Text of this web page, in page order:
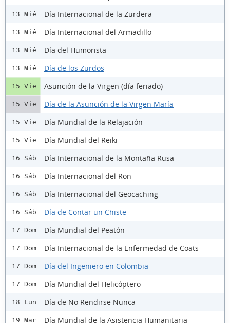
13 Mié Día Internacional de la Zurdera
13 Mié Día Internacional del Armadillo
13 Mié Día del Humorista
13 Mié Día de los Zurdos
15 Vie Asunción de la Virgen (día feriado)
15 Vie Día de la Asunción de la Virgen María
15 Vie Día Mundial de la Relajación
15 Vie Día Mundial del Reiki
16 Sáb Día Internacional de la Montaña Rusa
16 Sáb Día Internacional del Ron
16 Sáb Día Internacional del Geocaching
16 Sáb Día de Contar un Chiste
17 Dom Día Mundial del Peatón
17 Dom Día Internacional de la Enfermedad de Coats
17 Dom Día del Ingeniero en Colombia
17 Dom Día Mundial del Helicóptero
18 Lun Día de No Rendirse Nunca
19 Mar Día Mundial de la Asistencia Humanitaria